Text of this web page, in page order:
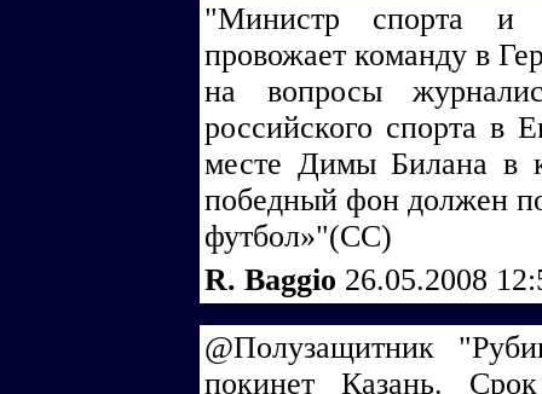
"Министр спорта и
провожает команду в
на вопросы
российского спорта в
месте Димы Билана в
победный фон должен
футбол»"(СС)
R. Baggio 26.05.2008
@Полузащитник
покинет Казань.